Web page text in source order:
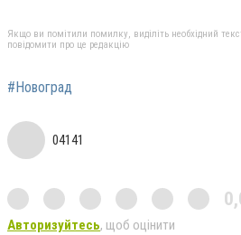
Якщо ви помітили помилку, виділіть необхідний
повідомити про це редакцію
#Новоград
04141
Авторизуйтесь, щоб оцінити